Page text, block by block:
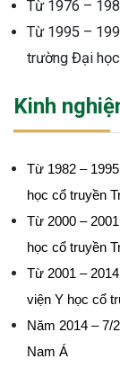
Từ 1976 –
Từ 1995 –
trường Đại học
Kinh
Từ 1982 –
học cổ truyền
Từ 2000 –
học cổ truyền
Từ 2001 –
viện Y học cổ
Năm 2014 – 7/
Nam Á